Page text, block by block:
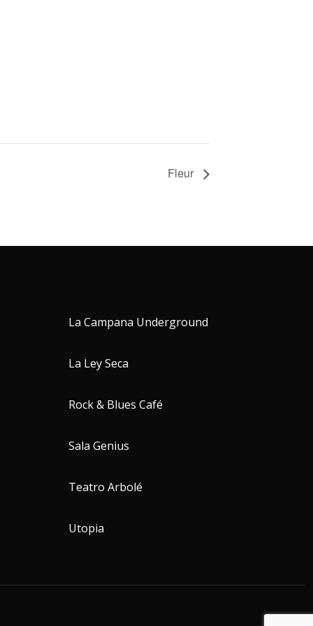
Fleur
La Campana Underground
La Ley Seca
Rock & Blues Café
Sala Genius
Teatro Arbolé
Utopia